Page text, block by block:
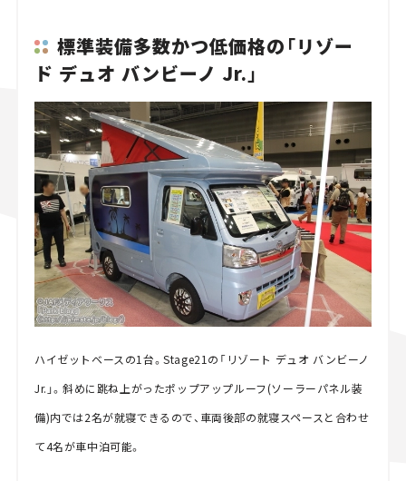
標準装備多数かつ低価格の「リゾー
ド デュオ バンビーノ Jr.」
ハイゼットベースの1台。Stage21の「リゾート デュオ バンビーノ
Jr.」。斜めに跳ね上がったポップアップルーフ(ソーラーパネル装
備)内では2名が就寝できるので、車両後部の就寝スペースと合わせ
て4名が車中泊可能。